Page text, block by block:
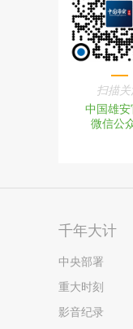
扫描关
中国雄安
微信公
千年大计
中央部署
重大时刻
影音纪录